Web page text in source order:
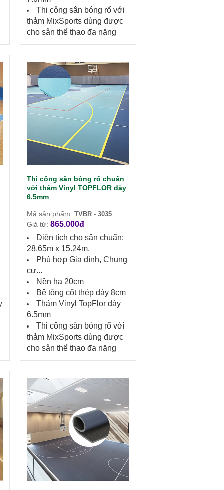
Thi công sân bóng rổ với
thảm MixSports dùng được
cho sân thể thao đa năng
Thi công sân bóng rổ chuẩn
với thảm Vinyl TOPFLOR dày
6.5mm
Mã sản phẩm: TVBR - 3035
Giá từ: 865.000đ
Diện tích cho sân chuẩn:
28.65m x 15.24m.
Phù hợp Gia đình, Chung
cư...
Nền hạ 20cm
Bê tông cốt thép dày 8cm
Thảm Vinyl TopFlor dày
6.5mm
Thi công sân bóng rổ với
thảm MixSports dùng được
cho sân thể thao đa năng